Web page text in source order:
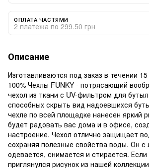
ОПЛАТА ЧАСТЯМИ
2 платежа по 299.50 грн
Описание
Изготавливаются под заказ в течении
100% Чехлы FUNKY - потрясающий
чехол из ткани с UV-фильтром для
способных скрыть вид надоевшихся
чехле по всей площадке нанесен яркий
будет радовать вас дома и в офисе,
настроение. Чехол отлично защищает
сохраняя полезные свойства воды. Он с
одевается, снимается и стирается.
приглянулся рисунок из нашей